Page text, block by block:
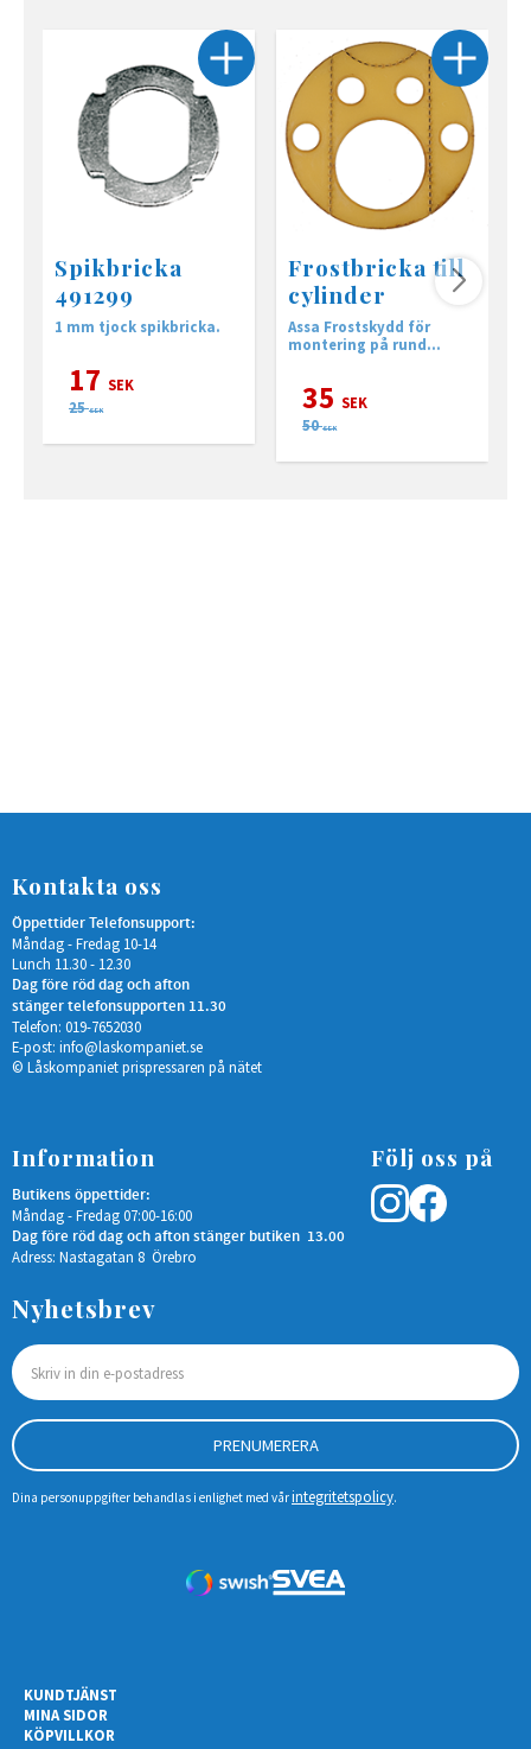
Spikbricka
491299
1 mm tjock spikbricka.
17 SEK
25 SEK
Frostbricka till
cylinder
Assa Frostskydd för
montering på rund
35 SEK
50 SEK
Kontakta oss
Öppettider Telefonsupport:
Måndag - Fredag 10-14
Lunch 11.30 - 12.30
Dag före röd dag och afton
stänger telefonsupporten 11.30
Telefon: 019-7652030
E-post: info@laskompaniet.se
© Låskompaniet prispressaren på nätet
Information
Butikens öppettider:
Måndag - Fredag 07:00-16:00
Dag före röd dag och afton stänger butiken 13.00
Adress: Nastagatan 8 Örebro
Följ oss på
Nyhetsbrev
PRENUMERERA
Dina personuppgifter behandlas i enlighet med vårintegritetspolicy.
KUNDTJÄNST
MINA SIDOR
KÖPVILLKOR